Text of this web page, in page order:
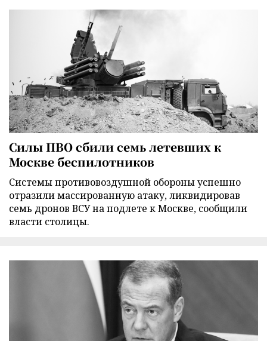
Силы ПВО сбили семь летевших к
Москве беспилотников
Cистемы противовоздушной обороны успешно
отразили массированную атаку, ликвидировав
семь дронов ВСУ на подлете к Москве, сообщили
власти столицы.